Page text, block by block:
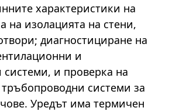
характеристики на
на изолацията на стени,
диагностициране на
и
и проверка на
системи за
Уредът има термичен